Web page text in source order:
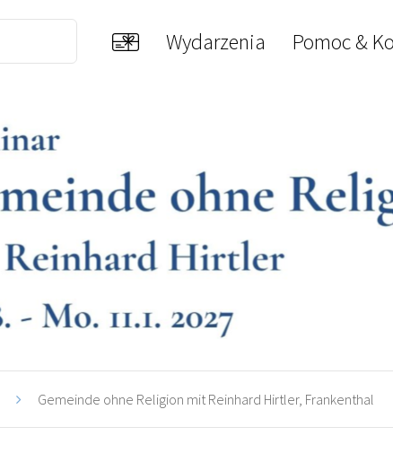
Wydarzenia Pomoc &
Gemeinde ohne Religion mit Reinhard Hirtler, Frankenthal